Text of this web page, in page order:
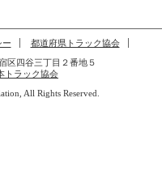
ー
都道府県トラック協会
四谷三丁目２番地５
トラック協会
All Rights Reserved.